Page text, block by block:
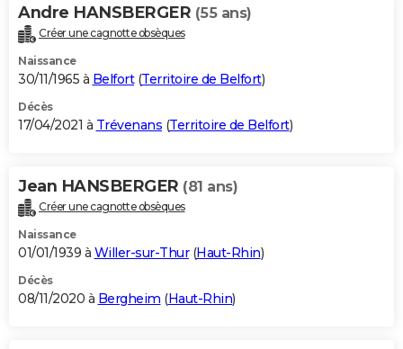
Andre HANSBERGER (55 ans)
Créer une cagnotte obsèques
Naissance
30/11/1965 à Belfort(Territoire de Belfort)
Décès
17/04/2021 à Trévenans (Territoire de Belfort)
Jean HANSBERGER (81 ans)
Créer une cagnotte obsèques
Naissance
01/01/1939 à Willer-sur-Thur(Haut-Rhin)
Décès
08/11/2020 à Bergheim (Haut-Rhin)